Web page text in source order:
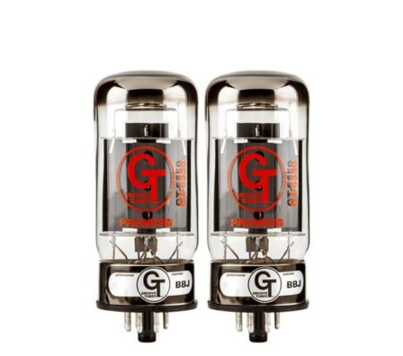
種
款
式。
可
在
產
品
頁
面
選
擇
選
項